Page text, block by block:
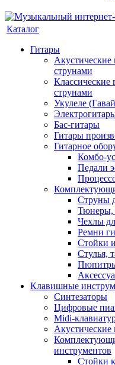
Каталог
Гитары
Акустические
струнами
струнами
Укулеле
Бас-гитары
Гитары
Гитарное
Комбо-
Педали
Струны
Тюнеры,
Чехлы
Ремни
Стойки
Стулья,
Пюпитры
Клавишные
Синтезаторы
Цифровые
Midi-
инструментов
Стойки